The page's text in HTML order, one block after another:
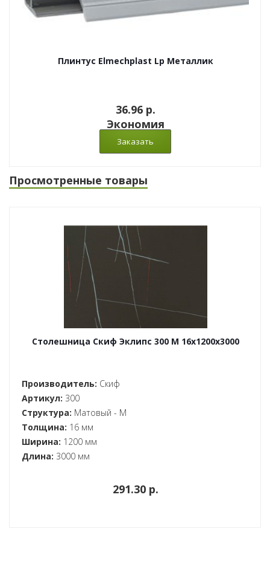
Плинтус Elmechplast Lp Металлик
36.96 p.
Экономия
Просмотренные товары
Столешница Скиф Эклипс 300 M 16x1200x3000
Производитель: Скиф
Артикул: 300
Структура: Матовый - M
Толщина: 16 мм
Ширина: 1200 мм
Длина: 3000 мм
291.30 p.